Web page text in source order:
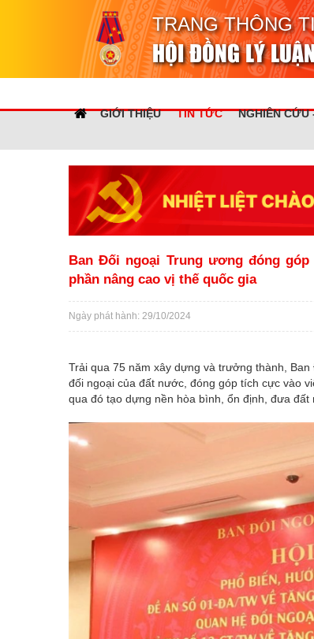
TRANG THÔNG
HỘI ĐỒNG LÝ
GIỚI THIỆU TIN TỨC NGHIÊN CỨU
Ban Đối ngoại Trung ương đóng
phần nâng cao vị thế quốc gia
Ngày phát hành: 29/10/2024
Trải qua 75 năm xây dựng và trưởng thành,
đối ngoại của đất nước, đóng góp tích cực vào
qua đó tạo dựng nền hòa bình, ổn định, đưa đất